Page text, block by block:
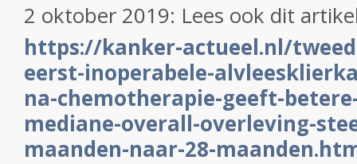
2 oktober 2019: Lees ook dit
https://kanker-actueel.nl/
eerst-inoperabele-
na-chemotherapie-geeft-
mediane-overall-overleving-
maanden-naar-28-